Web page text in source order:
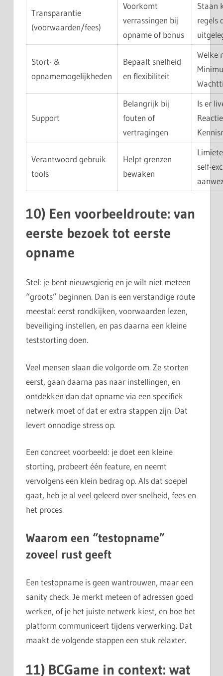
Transparantie
(voorwaarden/fees)
Voorkomt
verrassingen bij
opname of bonus
Staan
regels
Stort- &
opnamemogelijkheden
Bepaalt snelheid
en flexibiliteit
Welke
Support
Belangrijk bij
fouten of
vertragingen
Is er
Verantwoord gebruik
tools
Helpt grenzen
bewaken
self-
10) Een voorbeeldroute: van
eerste bezoek tot eerste
opname
Stel: je bent nieuwsgierig en je wilt niet meteen
“groots” beginnen. Dan is een verstandige route
meestal: eerst rondkijken, voorwaarden lezen,
beveiliging instellen, en pas daarna een kleine
teststorting doen.
Veel mensen slaan die volgorde om. Ze storten
eerst, gaan daarna pas naar instellingen, en
ontdekken dan dat opname via een specifiek
netwerk moet of dat er extra stappen zijn. Dat
levert onnodige stress op.
Een concreet voorbeeld: je doet een kleine
storting, probeert één feature, en neemt
vervolgens een klein bedrag op. Als dat soepel
gaat, heb je al veel geleerd over snelheid, fees en
het proces.
Waarom een “testopname”
zoveel rust geeft
Een testopname is geen wantrouwen, maar een
sanity check. Je merkt meteen of adressen goed
werken, of je het juiste netwerk kiest, en hoe het
platform communiceert tijdens verwerking. Dat
maakt de volgende stappen een stuk relaxter.
11) BCGame in context: wat